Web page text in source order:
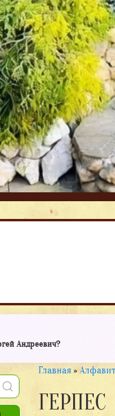
Андреевич?
Главная »
ГЕРПЕС